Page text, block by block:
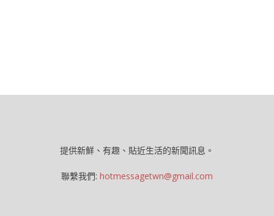
提供新鮮、有趣、貼近生活的新聞訊息。
聯繫我們: hotmessagetwn@gmail.com